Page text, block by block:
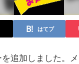
はてブ
追加しました。